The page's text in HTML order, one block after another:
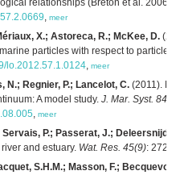
relationships (Breton et al. 2006;
, meer
X.; Astoreca, R.; McKee, D.
particles with respect to particle
lo.2012.57.1.0124, meer
N.; Regnier, P.; Lancelot, C. (2011).
A model study. J. Mar. Syst.
, meer
P.; Passerat, J.;
and estuary. Wat. Res. 45(9):
S.H.M.; Masson, F.;